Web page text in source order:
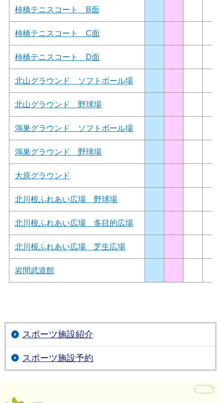
柿橋テニスコート B面
柿橋テニスコート C面
柿橋テニスコート D面
北山グラウンド ソフトボール場
北山グラウンド 野球場
鴻巣グラウンド ソフトボール場
鴻巣グラウンド 野球場
大原グラウンド
北川根ふれあい広場 野球場
北川根ふれあい広場 多目的広場
北川根ふれあい広場 芝生広場
岩間武道館
スポーツ施設紹介
スポーツ施設予約